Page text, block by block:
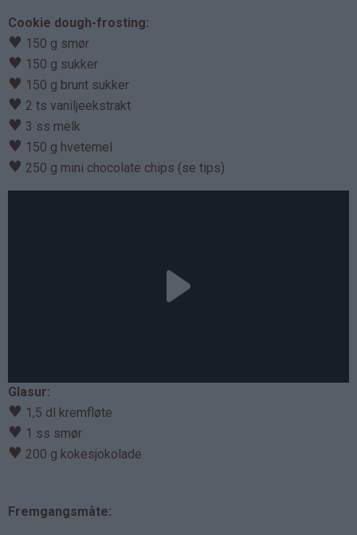
Cookie dough-frosting:
♥ 150 g smør
♥ 150 g sukker
♥ 150 g brunt sukker
♥ 2 ts vaniljeekstrakt
♥ 3 ss melk
♥ 150 g hvetemel
♥ 250 g mini chocolate chips (se tips)
Glasur:
♥ 1,5 dl kremfløte
♥ 1 ss smør
♥ 200 g kokesjokolade
Fremgangsmåte: